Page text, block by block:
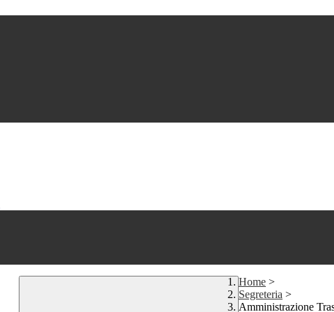
Home >
Segreteria >
Amministrazione